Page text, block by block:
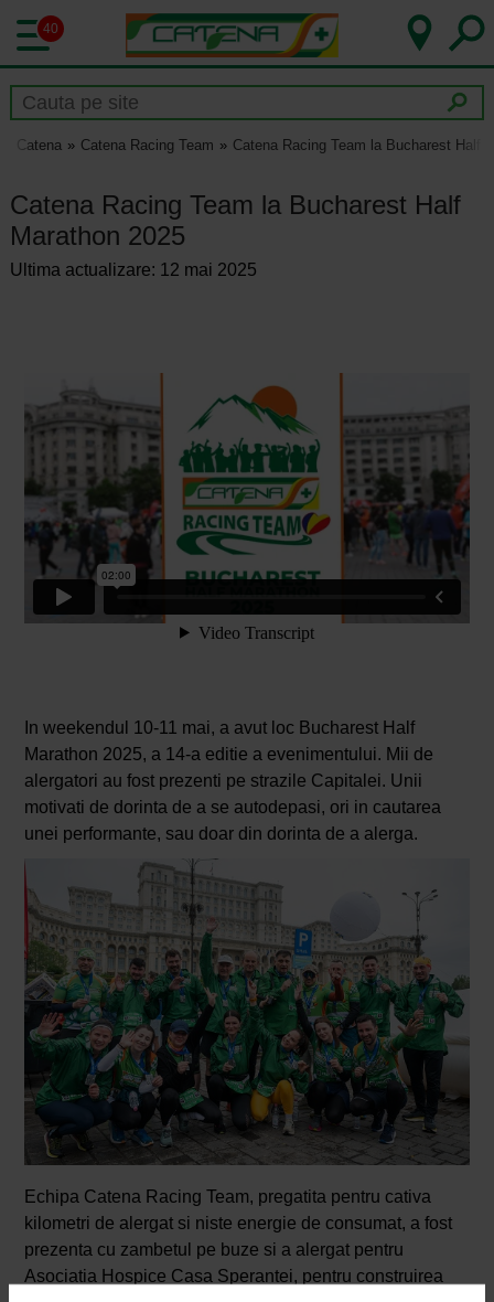
40
Catena Catena Racing Team Catena Racing Team la Bucharest Half
Catena Racing Team la Bucharest Half
Marathon 2025
Ultima actualizare: 12 mai 2025
In weekendul 10-11 mai, a avut loc Bucharest Half
Marathon 2025, a 14-a editie a evenimentului. Mii de
alergatori au fost prezenti pe strazile Capitalei. Unii
motivati de dorinta de a se autodepasi, ori in cautarea
unei performante, sau doar din dorinta de a alerga.
Echipa Catena Racing Team, pregatita pentru cativa
kilometri de alergat si niste energie de consumat, a fost
prezenta cu zambetul pe buze si a alergat pentru
Asociatia Hospice Casa Sperantei, pentru construirea